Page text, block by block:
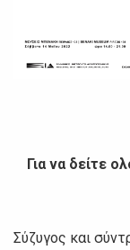
Για να δείτε
Σύζυγος και